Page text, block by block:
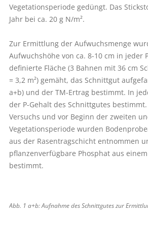
Vegetationsperiode gedüngt. Das
Jahr bei ca. 20 g N/m².
Zur Ermittlung der Aufwuchsmenge
Aufwuchshöhe von ca. 8-10 cm in jeder
definierte Fläche (3 Bahnen mit 36 cm
= 3,2 m²) gemäht, das Schnittgut
a+b) und der TM-Ertrag bestimmt. In
der P-Gehalt des Schnittgutes
Versuchs und vor Beginn der zweiten
Vegetationsperiode wurden
aus der Rasentragschicht entnommen
pflanzenverfügbare Phosphat aus einem
bestimmt.
Abb. 1 a+b: Aufnahme des Schnittgutes zur